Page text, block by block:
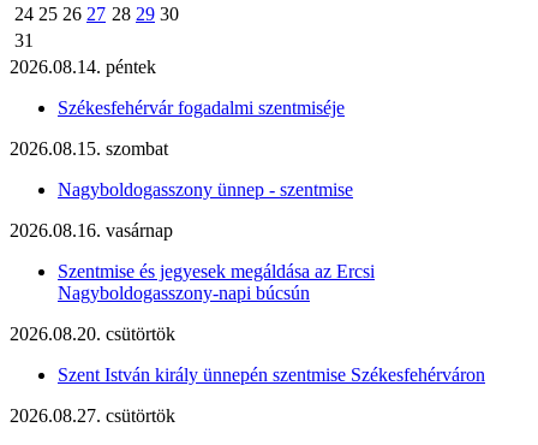
24 25 26 27 28 29 30
31
2026.08.14. péntek
Székesfehérvár fogadalmi szentmiséje
2026.08.15. szombat
Nagyboldogasszony ünnep - szentmise
2026.08.16. vasárnap
Szentmise és jegyesek megáldása az Ercsi
Nagyboldogasszony-napi búcsún
2026.08.20. csütörtök
Szent István király ünnepén szentmise Székesfehérváron
2026.08.27. csütörtök